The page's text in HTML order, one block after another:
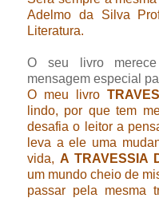
Adelmo da Silva
Literatura.
O seu livro
mensagem especial
O meu livro
lindo, por que tem
desafia o leitor a
leva a ele uma
vida, A TRAVESSIA
um mundo cheio de
passar pela mesma